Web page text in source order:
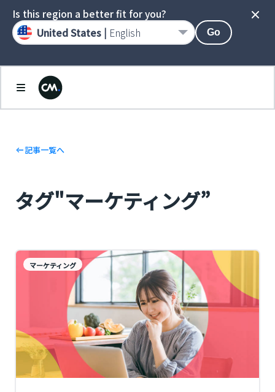
記事一覧へ
タグ"マーケティング”
マーケティング
Is this region a better fit for you?
United States | English Go